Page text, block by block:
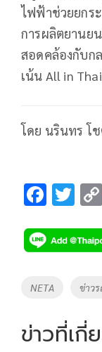
ไฟฟ้าช่วยยกร
การผลิตยานย
สอดคล้องกับก
เน้น All in
โดย นรินทร โ
F
e
b
o
k
T
tt
er
Tags
NETA ข่าว
ข่าวที่เกี่